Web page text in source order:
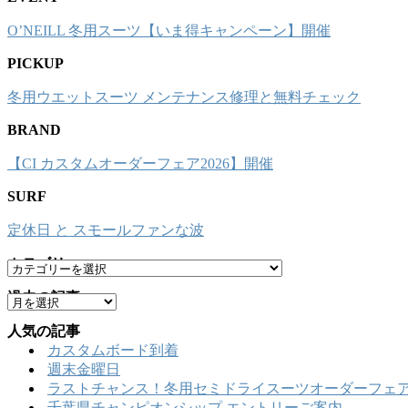
O’NEILL 冬用スーツ【いま得キャンペーン】開催
PICKUP
冬用ウエットスーツ メンテナンス修理と無料チェック
BRAND
【CI カスタムオーダーフェア2026】開催
SURF
定休日 と スモールファンな波
カテゴリー
カ
テ
ゴ
リ
ー
過去の記事
ア
ー
カ
人気の記事
カスタムボード到着
週末金曜日
ラストチャンス！冬用セミドライスーツオーダーフェ